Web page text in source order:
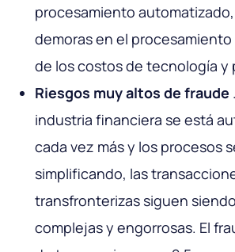
procesamiento
demoras en el
de los costos de tecnología y
Riesgos muy altos de fraude
industria financiera se está
cada vez más y los procesos
simplificando, las
transfronterizas siguen
complejas y engorrosas. El